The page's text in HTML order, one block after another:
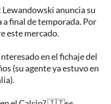
anuncia su
a final de temporada. Por
este mercado.
en el fichaje del
(su agente ya estuvo en